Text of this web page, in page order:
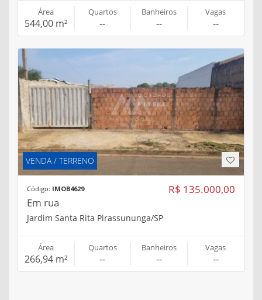
Área
544,00 m²
Quartos
--
Banheiros
--
Vagas
--
VENDA / TERRENO
R$ 135.000,00
Código: IMOB4629
Em rua
Jardim Santa Rita Pirassununga/SP
Área
266,94 m²
Quartos
--
Banheiros
--
Vagas
--